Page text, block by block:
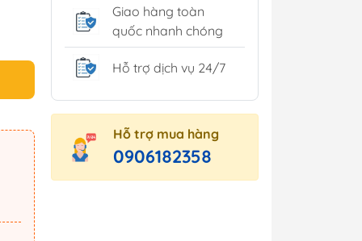
Giao hàng toàn
quốc nhanh chóng
Hỗ trợ dịch vụ 24/7
Hỗ trợ mua hàng
0906182358